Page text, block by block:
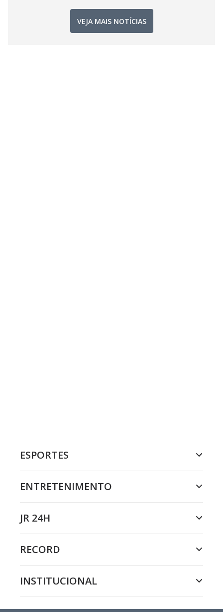
VEJA MAIS NOTÍCIAS
ESPORTES
ENTRETENIMENTO
JR 24H
RECORD
INSTITUCIONAL